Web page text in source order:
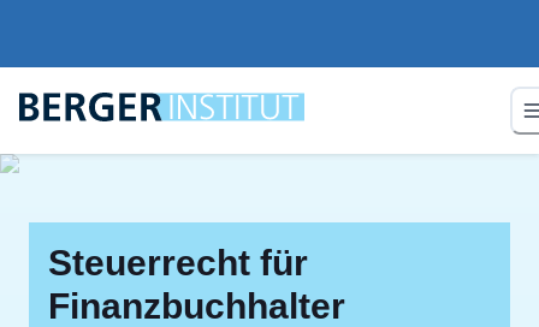
Steuerrecht für
Finanzbuchhalter